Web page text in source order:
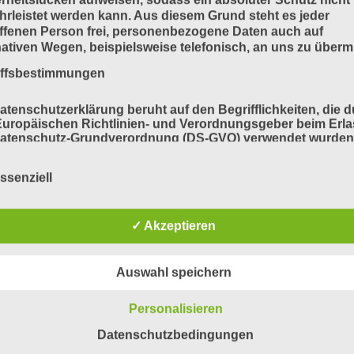
werden kann. Aus diesem Grund steht es jeder
Person frei, personenbezogene Daten auch auf
Wegen, beispielsweise telefonisch, an uns zu
beruht auf den Begrifflichkeiten, die
Richtlinien- und Verordnungsgeber beim
Grundverordnung (DS-GVO) verwendet
sein. Um dies zu gewährleisten, möchten wir vorab
in dieser Datenschutzerklärung unter anderem die
Personenbezogene Daten sind alle Informationen, die sich
✓ Akzeptieren
Auswahl speichern
Personalisieren
Datenschutzbedingungen